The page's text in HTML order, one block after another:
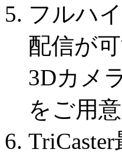
フルハ
配信が
3Dカメ
をご用意